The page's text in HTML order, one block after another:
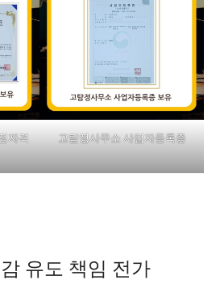
자격
고탐정사무소 사업자등록증
유도 책임 전가